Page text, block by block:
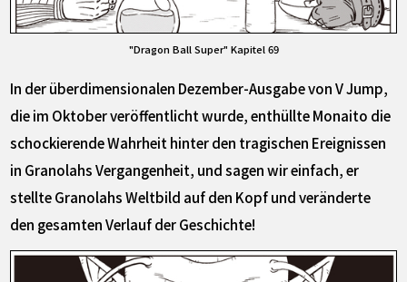
"Dragon Ball Super" Kapitel 69
In der überdimensionalen Dezember-Ausgabe von V Jump,
die im Oktober veröffentlicht wurde, enthüllte Monaito die
schockierende Wahrheit hinter den tragischen Ereignissen
in Granolahs Vergangenheit, und sagen wir einfach, er
stellte Granolahs Weltbild auf den Kopf und veränderte
den gesamten Verlauf der Geschichte!